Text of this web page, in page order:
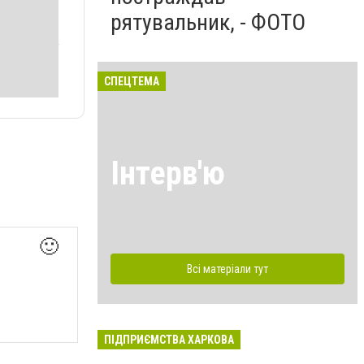
🙂
рятувальник, - ФОТО
СПЕЦТЕМА
Інтерв'ю
Всі матеріали тут
ПІДПРИЄМСТВА ХАРКОВА